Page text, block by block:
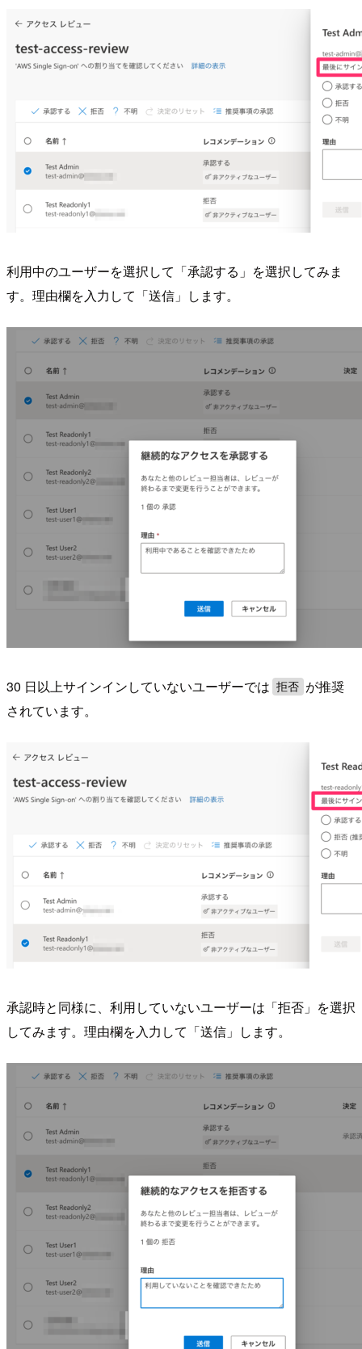
利用中のユーザーを選択して「承認する」を選択してみま
す。理由欄を入力して「送信」します。
30 日以上サインインしていないユーザーでは 拒否 が推奨
されています。
承認時と同様に、利用していないユーザーは「拒否」を選択
してみます。理由欄を入力して「送信」します。